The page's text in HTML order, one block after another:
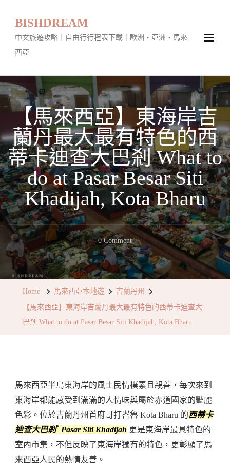
BISHDREAM
中文旅遊攻略｜自由行行程表下載｜歐洲・亞洲・馬來
西亞
【馬來西亞】東海岸吉
蘭丹最大最有特色的西
蒂卡迪查大巴剎 What to
do at Pasar Besar Siti
Khadijah, Kota Bharu
0 CommentOn
【馬
來
丹
最
大
最
有
Home 馬來西亞本地遊 吉蘭丹州
【馬來西亞】東海岸吉蘭丹最大最有特色的西蒂卡迪查大
巴剎 What to do at Pasar Besar Siti Khadijah, Kota Bharu
馬來西亞半島東海岸的風土民情樸素且親善，每次來到
東海岸都能感受到滿滿的人情味與屬於赤道國家的豔麗
色彩。位於吉蘭丹州首府哥打峇魯 Kota Bharu 的西蒂卡
迪查大巴剎* Pasar Siti Khadijah 更是東海岸最具特色的
室內市集，不但反映了東海岸獨有的特色，更彰顯了馬
來西亞人民的熱情友善。